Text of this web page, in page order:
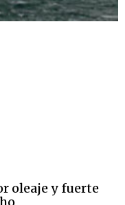
oleaje y fuerte